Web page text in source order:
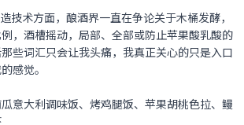
技术方面，酿酒界一直在争论关于木桶发酵，
，酒槽摇动，局部、全部或防止苹果酸乳酸的
些词汇只会让我头痛，我真正关心的只是入口
感觉。
意大利调味饭、烤鸡腿饭、苹果胡桃色拉、鳗